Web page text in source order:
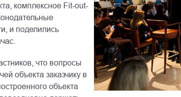
комплексное Fit-out-
и поделились
что вопросы
объекта заказчику в
объекта